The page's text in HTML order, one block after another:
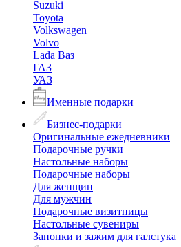
Suzuki
Toyota
Volkswagen
Volvo
Lada Ваз
ГАЗ
УАЗ
Именные подарки
Бизнес-подарки
Оригинальные ежедневники
Подарочные ручки
Настольные наборы
Подарочные наборы
Для женщин
Для мужчин
Подарочные визитницы
Настольные сувениры
Запонки и зажим для галстука